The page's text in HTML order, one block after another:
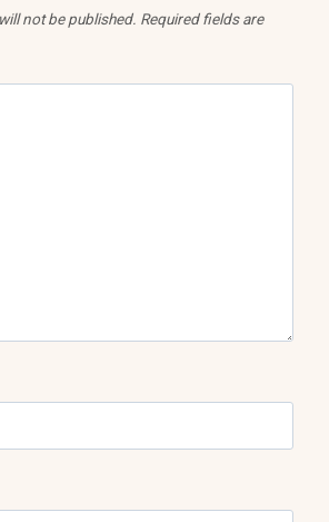
not be published. Required fields are